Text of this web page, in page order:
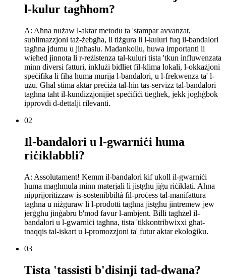
l-kulur tagħhom?
A: Aħna nużaw l-aktar metodu ta 'stampar avvanzat,
sublimazzjoni taż-żebgħa, li tiżgura li l-kuluri fuq il-bandalori
tagħna jdumu u jinħaslu. Madankollu, huwa importanti li
wieħed jinnota li r-reżistenza tal-kuluri tista 'tkun influwenzata
minn diversi fatturi, inklużi bidliet fil-klima lokali, l-okkażjoni
speċifika li fiha huma murija l-bandalori, u l-frekwenza ta' l-
użu. Għal stima aktar preċiża tal-ħin tas-servizz tal-bandalori
tagħna taħt il-kundizzjonijiet speċifiċi tiegħek, jekk jogħġbok
ipprovdi d-dettalji rilevanti.
02
Il-bandalori u l-gwarniċi huma
riċiklabbli?
A: Assolutament! Kemm il-bandalori kif ukoll il-gwarniċi
huma magħmula minn materjali li jistgħu jiġu riċiklati. Aħna
nipprijoritizzaw is-sostenibbiltà fil-proċess tal-manifattura
tagħna u niżguraw li l-prodotti tagħna jistgħu jintremew jew
jerġgħu jinġabru b'mod favur l-ambjent. Billi tagħżel il-
bandalori u l-gwarniċi tagħna, tista 'tikkontribwixxi għat-
tnaqqis tal-iskart u l-promozzjoni ta' futur aktar ekoloġiku.
03
Tista 'tassisti b'disinji tad-dwana?